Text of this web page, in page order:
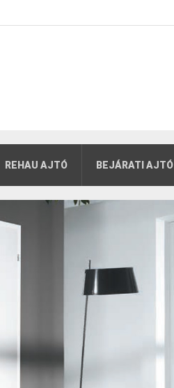
REHAU AJTÓ BEJÁRATI AJTÓ